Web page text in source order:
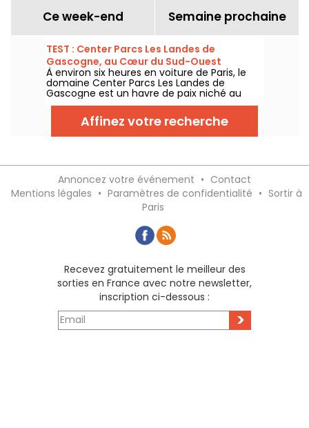
Ce week-end Semaine prochaine
TEST : Center Parcs Les Landes de
Gascogne, au Cœur du Sud-Ouest
À environ six heures en voiture de Paris, le
domaine Center Parcs Les Landes de
Gascogne est un havre de paix niché au
cœur du Lot-et-Garonne, dans la région
Nouvelle-Aquitaine.
Affinez votre recherche
Annoncez votre événement • Contact
Mentions légales • Paramètres de confidentialité • Sortir à
Paris
Recevez gratuitement le meilleur des
sorties en France avec notre newsletter,
inscription ci-dessous :
>